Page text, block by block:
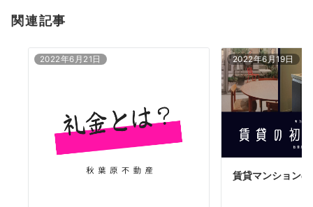
関連記事
2022年6月21日 2022年6月19日
賃貸マンション